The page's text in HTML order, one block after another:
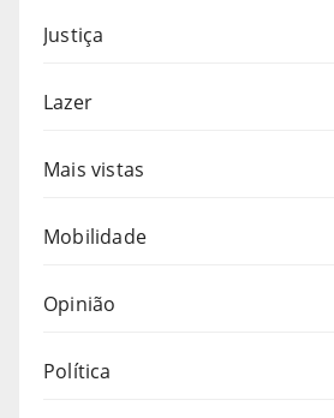
Justiça
Lazer
Mais vistas
Mobilidade
Opinião
Política